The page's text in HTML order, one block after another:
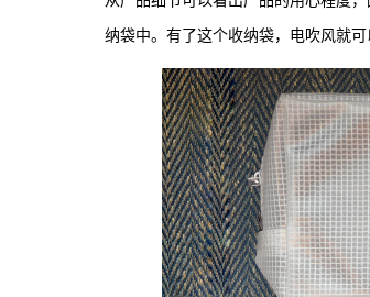
纳袋中。有了这个收纳袋，电吹风就可